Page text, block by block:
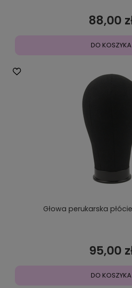
88,00
DO KOSZYKA
Głowa perukarska
95,00
DO KOSZYKA